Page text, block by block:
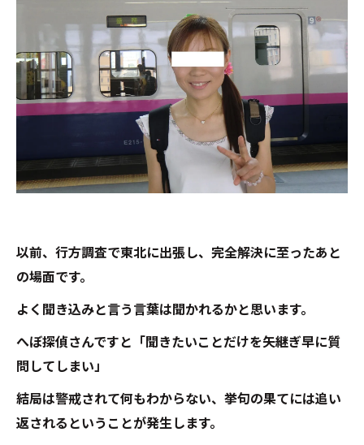
以前、行方調査で東北に出張し、完全解決に至ったあと
の場面です。
よく聞き込みと言う言葉は聞かれるかと思います。
へぼ探偵さんですと「聞きたいことだけを矢継ぎ早に質
問してしまい」
結局は警戒されて何もわからない、挙句の果てには追い
返されるということが発生します。